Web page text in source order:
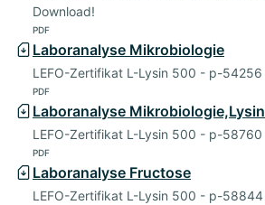
Download!
PDF
Laboranalyse Mikrobiologie
LEFO-Zertifikat L-Lysin 500 - p-54256
PDF
Laboranalyse Mikrobiologie,Lysin
LEFO-Zertifikat L-Lysin 500 - p-58760
PDF
Laboranalyse Fructose
LEFO-Zertifikat L-Lysin 500 - p-58844